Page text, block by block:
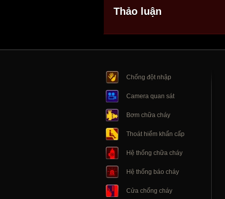
Thảo luận
Chống đột nhập
Camera quan sát
Bơm chữa cháy
Thoát hiểm khẩn cấp
Hệ thống chữa cháy
Hệ thống báo cháy
Cửa chống cháy